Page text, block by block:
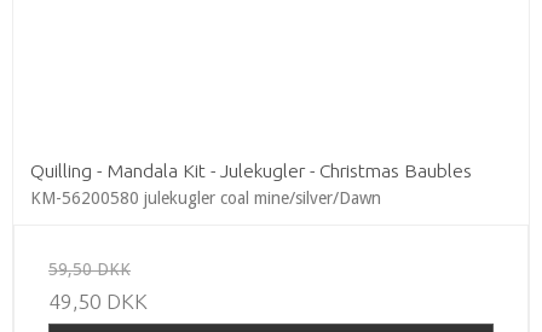
Quilling - Mandala Kit - Julekugler - Christmas Baubles
KM-56200580 julekugler coal mine/silver/Dawn
59,50 DKK
49,50 DKK